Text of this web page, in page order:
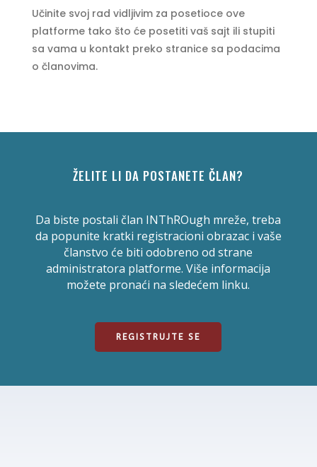
Učinite svoj rad vidljivim za posetioce ove
platforme tako što će posetiti vaš sajt ili stupiti
sa vama u kontakt preko stranice sa podacima
o članovima.
ŽELITE LI DA POSTANETE ČLAN?
Da biste postali član INThROugh mreže, treba
da popunite kratki registracioni obrazac i vaše
članstvo će biti odobreno od strane
administratora platforme. Više informacija
možete pronaći na sledećem linku.
REGISTRUJTE SE